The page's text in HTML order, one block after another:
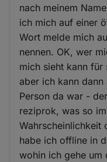
nach meinem
ich mich auf einer
Wort melde mich
nennen. OK, wer
mich sieht kann für
aber ich kann
Person da war -
reziprok, was so
Wahrscheinlichkeit
habe ich offline in
wohin ich gehe um